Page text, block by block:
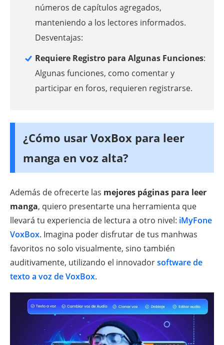
números de capítulos agregados,
manteniendo a los lectores informados.
Desventajas:
Requiere Registro para Algunas Funciones:
Algunas funciones, como comentar y
participar en foros, requieren registrarse.
¿Cómo usar VoxBox para leer
manga en voz alta?
Además de ofrecerte las mejores páginas para leer
manga, quiero presentarte una herramienta que
llevará tu experiencia de lectura a otro nivel: iMyFone
VoxBox. Imagina poder disfrutar de tus manhwas
favoritos no solo visualmente, sino también
auditivamente, utilizando el innovadorsoftware de
texto a voz de VoxBox.